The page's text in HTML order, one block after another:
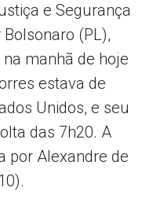
e Segurança
(PL),
manhã de hoje
estava de
Unidos, e seu
das 7h20. A
por Alexandre de